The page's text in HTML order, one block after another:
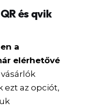
és qvik
a
elérhetővé
ezt az opciót,